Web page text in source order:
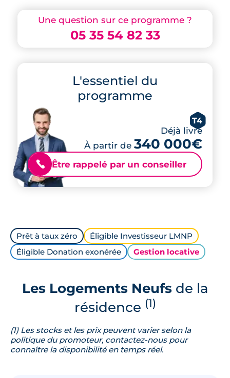
Une question sur ce programme ?
05 35 54 82 33
L'essentiel du
programme
T4
Déjà livré
À partir de 340 000€
📞 Être rappelé par un conseiller
Prêt à taux zéro
Éligible Investisseur LMNP
Éligible Donation exonérée
Gestion locative
Les Logements Neufsde la
résidence (1)
(1) Les stocks et les prix peuvent varier selon la
politique du promoteur, contactez-nous pour
connaître la disponibilité en temps réel.